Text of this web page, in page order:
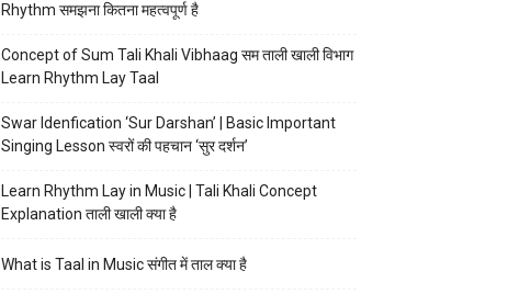
Rhythm समझना कितना महत्वपूर्ण है
Concept of Sum Tali Khali Vibhaag सम ताली खाली विभाग
Learn Rhythm Lay Taal
Swar Idenfication ‘Sur Darshan’ | Basic Important
Singing Lesson स्वरों की पहचान ‘सुर दर्शन’
Learn Rhythm Lay in Music | Tali Khali Concept
Explanation ताली खाली क्या है
What is Taal in Music संगीत में ताल क्या है